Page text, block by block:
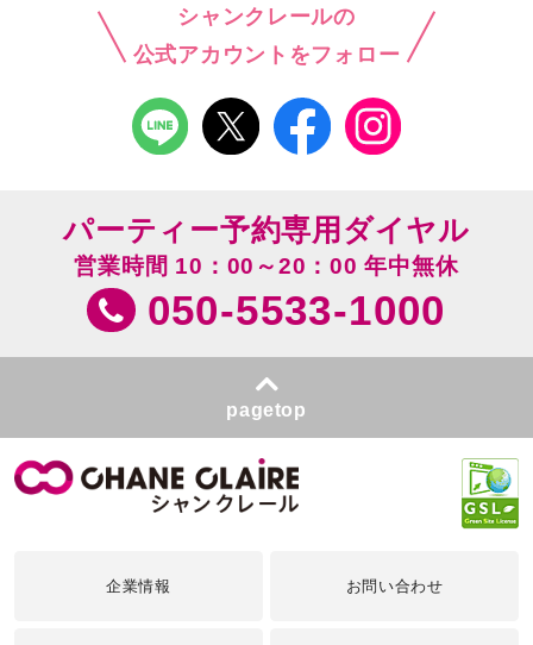
シャンクレールの
公式アカウントをフォロー
パーティー予約専用ダイヤル
営業時間 10：00～20：00 年中無休
050-5533-1000
pagetop
企業情報 お問い合わせ